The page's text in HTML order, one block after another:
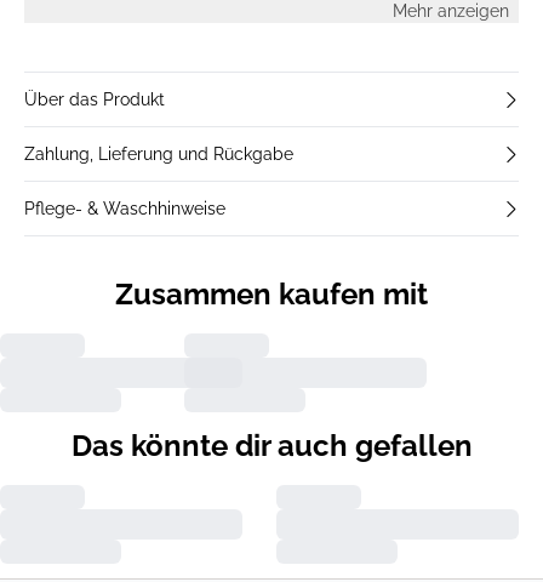
Mehr anzeigen
Über das Produkt
Zahlung, Lieferung und Rückgabe
Pflege- & Waschhinweise
Zusammen kaufen mit
Das könnte dir auch gefallen